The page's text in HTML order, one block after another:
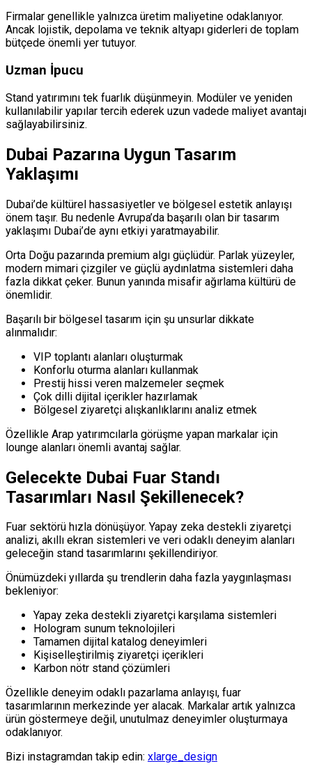
Firmalar genellikle yalnızca üretim maliyetine odaklanıyor.
Ancak lojistik, depolama ve teknik altyapı giderleri de toplam
bütçede önemli yer tutuyor.
Uzman İpucu
Stand yatırımını tek fuarlık düşünmeyin. Modüler ve yeniden
kullanılabilir yapılar tercih ederek uzun vadede maliyet avantajı
sağlayabilirsiniz.
Dubai Pazarına Uygun Tasarım
Yaklaşımı
Dubai’de kültürel hassasiyetler ve bölgesel estetik anlayışı
önem taşır. Bu nedenle Avrupa’da başarılı olan bir tasarım
yaklaşımı Dubai’de aynı etkiyi yaratmayabilir.
Orta Doğu pazarında premium algı güçlüdür. Parlak yüzeyler,
modern mimari çizgiler ve güçlü aydınlatma sistemleri daha
fazla dikkat çeker. Bunun yanında misafir ağırlama kültürü de
önemlidir.
Başarılı bir bölgesel tasarım için şu unsurlar dikkate
alınmalıdır:
VIP toplantı alanları oluşturmak
Konforlu oturma alanları kullanmak
Prestij hissi veren malzemeler seçmek
Çok dilli dijital içerikler hazırlamak
Bölgesel ziyaretçi alışkanlıklarını analiz etmek
Özellikle Arap yatırımcılarla görüşme yapan markalar için
lounge alanları önemli avantaj sağlar.
Gelecekte Dubai Fuar Standı
Tasarımları Nasıl Şekillenecek?
Fuar sektörü hızla dönüşüyor. Yapay zeka destekli ziyaretçi
analizi, akıllı ekran sistemleri ve veri odaklı deneyim alanları
geleceğin stand tasarımlarını şekillendiriyor.
Önümüzdeki yıllarda şu trendlerin daha fazla yaygınlaşması
bekleniyor:
Yapay zeka destekli ziyaretçi karşılama sistemleri
Hologram sunum teknolojileri
Tamamen dijital katalog deneyimleri
Kişiselleştirilmiş ziyaretçi içerikleri
Karbon nötr stand çözümleri
Özellikle deneyim odaklı pazarlama anlayışı, fuar
tasarımlarının merkezinde yer alacak. Markalar artık yalnızca
ürün göstermeye değil, unutulmaz deneyimler oluşturmaya
odaklanıyor.
Bizi instagramdan takip edin: xlarge_design